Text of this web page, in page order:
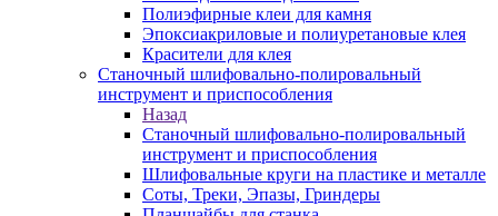
Полиэфирные клеи для камня
Эпоксиакриловые и полиуретановые клея
Красители для клея
Станочный шлифовально-полировальный
инструмент и приспособления
Назад
Станочный шлифовально-полировальный
инструмент и приспособления
Шлифовальные круги на пластике и металле
Соты, Треки, Эпазы, Гриндеры